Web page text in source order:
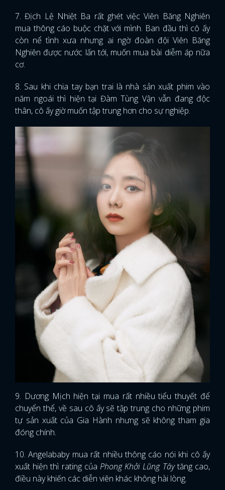
7. Địch Lệ Nhiệt Ba rất ghét việc Viên Băng Nghiên
mua thông cáo buộc chặt với mình. Ban đầu thì cô ấy
còn nể tình xưa nhưng ai ngờ đoàn đội Viên Băng
Nghiên được nước lấn tới, muốn mua bài diễm áp nữa
cơ.
8. Sau khi chia tay bạn trai là nhà sản xuất phim vào
năm ngoái thì hiện tại Đàm Tùng Vận vẫn đang độc
thân, cô ấy giờ muốn tập trung hơn cho sự nghiệp.
9. Dương Mịch hiện tại mua rất nhiều tiểu thuyết để
chuyển thể, về sau cô ấy sẽ tập trung cho những phim
tự sản xuất của Gia Hành nhưng sẽ không tham gia
đóng chính.
10. Angelababy mua rất nhiều thông cáo nói khi cô ấy
xuất hiện thì rating của Phong Khởi Lũng Tâytăng cao,
điều này khiến các diễn viên khác không hài lòng.